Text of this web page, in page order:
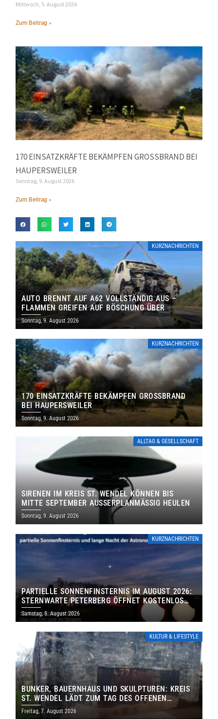
Mittwoch, 5. August 2026
Zum Beitrag »
170 EINSATZKRÄFTE BEKÄMPFEN GROSSBRAND BEI H
AUPERSWEILER
Sonntag, 9. August 2026
Zum Beitrag »
KURZNACHRICHTEN
AUTO BRENNT AUF A62 VOLLSTÄNDIG AUS –
FLAMMEN GREIFEN AUF BÖSCHUNG ÜBER
Sonntag, 9. August 2026
KURZNACHRICHTEN
170 EINSATZKRÄFTE BEKÄMPFEN GROSSBRAND B
EI HAUPERSWEILER
Sonntag, 9. August 2026
ALLTAG & GESELLSCHAFT
SIRENEN IM KREIS ST. WENDEL KÖNNEN BIS
MITTE SEPTEMBER AUSSERPLANMÄSSIG HEULEN
Sonntag, 9. August 2026
KURZNACHRICHTEN
PARTIELLE SONNENFINSTERNIS IM AUGUST 2026:
STERNWARTE PETERBERG ÖFFNET KOSTENLOS
IHRE TORE
Samstag, 8. August 2026
KULTUR & LIFESTYLE
BUNKER, BAUERNHAUS UND SKULPTUREN: KREIS
ST. WENDEL LÄDT ZUM TAG DES OFFENEN
DENKMALS EIN
Freitag, 7. August 2026